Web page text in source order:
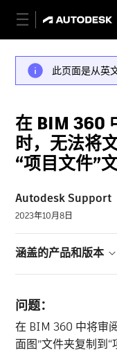
此页面是从英
在 BIM 360
时，无法将
“项目文件”
Autodesk Support
2023年10月8日
涵盖的产品和版本
问题：
在 BIM 360 中将审
面图”文件夹复制到“